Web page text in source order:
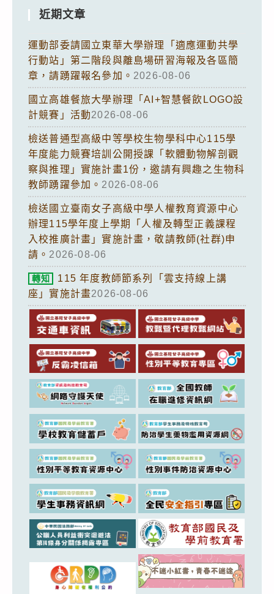
近期文章
運動部委請國立東華大學辦理「適應運動共學
行動站」第二階段與離島場研習海報及各區簡
章，請踴躍報名參加。 2026-08-06
國立高雄餐旅大學辦理「AI+智慧餐飲LOGO設
計競賽」活動2026-08-06
檢送普通型高級中等學校生物學科中心115學
年度能力競賽培訓公開授課「軟體動物解剖觀
察與推理」實施計畫1份，邀請有興趣之生物科
教師踴躍參加。 2026-08-06
檢送國立臺南女子高級中學人權教育資源中心
辦理115學年度上學期「人權及轉型正義課程
入校推廣計畫」實施計畫，敬請教師(社群)申
請。 2026-08-06
轉知
115 年度教師節系列「雲支持線上講
座」實施計畫2026-08-06